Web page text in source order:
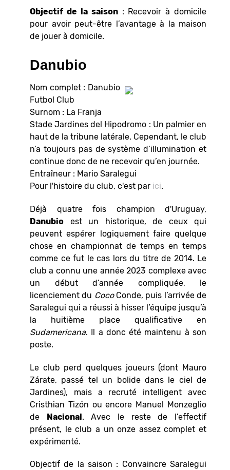
Objectif de la saison : Recevoir à domicile
pour avoir peut-être l’avantage à la maison
de jouer à domicile.
Danubio
Nom complet : Danubio
Futbol Club
Surnom : La Franja
Stade Jardines del Hipodromo : Un palmier en
haut de la tribune latérale. Cependant, le club
n’a toujours pas de système d’illumination et
continue donc de ne recevoir qu’en journée.
Entraîneur : Mario Saralegui
Pour l'histoire du club, c'est par ici.
Déjà quatre fois champion d'Uruguay,
Danubio est un historique, de ceux qui
peuvent espérer logiquement faire quelque
chose en championnat de temps en temps
comme ce fut le cas lors du titre de 2014. Le
club a connu une année 2023 complexe avec
un début d’année compliquée, le
licenciement du Coco Conde, puis l’arrivée de
Saralegui qui a réussi à hisser l’équipe jusqu’à
la huitième place qualificative en
Sudamericana. Il a donc été maintenu à son
poste.
Le club perd quelques joueurs (dont Mauro
Zárate, passé tel un bolide dans le ciel de
Jardines), mais a recruté intelligent avec
Cristhian Tizón ou encore Manuel Monzeglio
de Nacional. Avec le reste de l’effectif
présent, le club a un onze assez complet et
expérimenté.
Objectif de la saison : Convaincre Saralegui